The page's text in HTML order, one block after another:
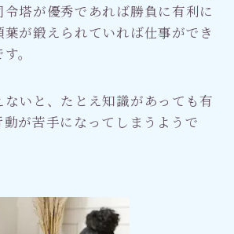
令塔が優秀であれば勝負に有利に
が鍛えられていれば仕事ができ
。
いと、たとえ知識があっても有
が苦手になってしまうようで